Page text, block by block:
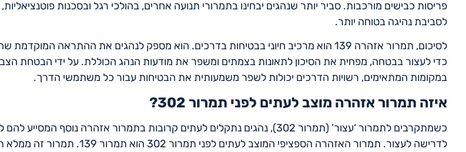
פריסות כבישים מורכבות. סביר יותר שנהגים יבחינו בתמרורי תנועה אחרים, בהולכי רגל ובסכנות
לסביבת נהיגה בטוחה יותר.
לסיכום, תמרור אזהרה 139 הוא מרכיב חיוני בבטיחות בדרכים. הוא מספק לנהגים את ההתראה
כדי לעצור בבטחה, מפחית את הסיכון לתאונות בצמתים ומשפר את מודעות הנהג הכוללת. על ידי הבטחת
במקומות המתאימים, רשויות הדרכים יכולות לשפר משמעותית את הבטיחות עבור כל משתמשי הדרך.
איזה תמרור אזהרה מוצב לעתים לפני תמרור 302?
כשמתקרבים לתמרור ‘עצור’ (תמרור 302), נהגים נתקלים לעתים קרובות בתמרור אזהרה נוסף המסייע
לדרישה לעצור. תמרור האזהרה הספציפי המוצב לעתים לפני תמרור